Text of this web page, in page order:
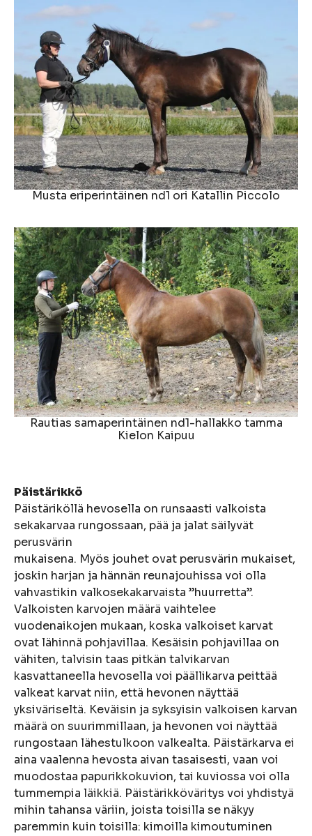
Musta eriperintäinen nd1 ori Katallin Piccolo
Rautias samaperintäinen nd1-hallakko tamma
Kielon Kaipuu
Päistärikkö
Päistäriköllä hevosella on runsaasti valkoista
sekakarvaa rungossaan, pää ja jalat säilyvät
perusvärin
mukaisena. Myös jouhet ovat perusvärin mukaiset,
joskin harjan ja hännän reunajouhissa voi olla
vahvastikin valkosekakarvaista ”huurretta”.
Valkoisten karvojen määrä vaihtelee
vuodenaikojen mukaan, koska valkoiset karvat
ovat lähinnä pohjavillaa. Kesäisin pohjavillaa on
vähiten, talvisin taas pitkän talvikarvan
kasvattaneella hevosella voi päällikarva peittää
valkeat karvat niin, että hevonen näyttää
yksiväriseltä. Keväisin ja syksyisin valkoisen karvan
määrä on suurimmillaan, ja hevonen voi näyttää
rungostaan lähestulkoon valkealta. Päistärkarva ei
aina vaalenna hevosta aivan tasaisesti, vaan voi
muodostaa papurikkokuvion, tai kuviossa voi olla
tummempia läikkiä. Päistärikköväritys voi yhdistyä
mihin tahansa väriin, joista toisilla se näkyy
paremmin kuin toisilla: kimoilla kimoutuminen